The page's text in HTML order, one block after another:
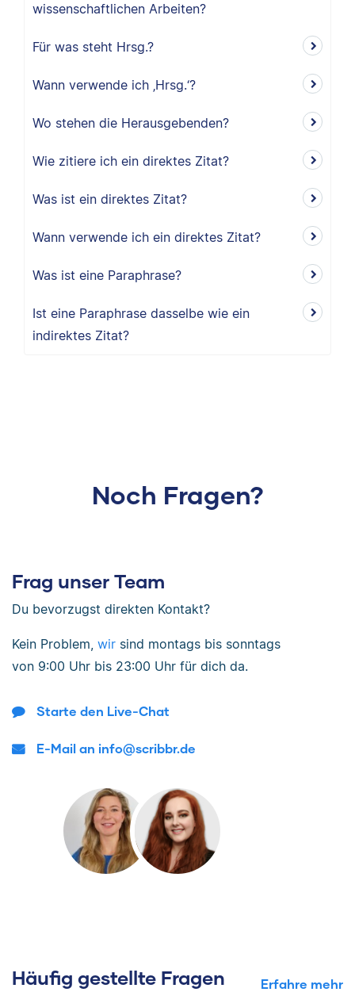
wissenschaftlichen Arbeiten?
Für was steht Hrsg.?
Wann verwende ich ‚Hrsg.‘?
Wo stehen die Herausgebenden?
Wie zitiere ich ein direktes Zitat?
Was ist ein direktes Zitat?
Wann verwende ich ein direktes Zitat?
Was ist eine Paraphrase?
Ist eine Paraphrase dasselbe wie ein
indirektes Zitat?
Noch Fragen?
Frag unser Team
Du bevorzugst direkten Kontakt?
Kein Problem, wir sind montags bis sonntags
von 9:00 Uhr bis 23:00 Uhr für dich da.
Starte den Live-Chat
E-Mail an info@scribbr.de
Häufig gestellte Fragen Erfahre mehr